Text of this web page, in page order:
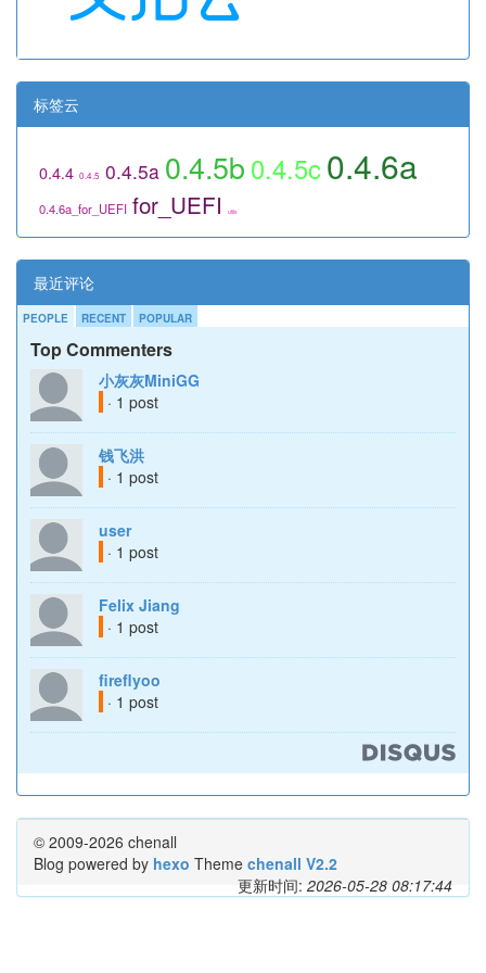
标签云
0.4.4 0.4.5 0.4.5a 0.4.5b 0.4.5c0.4.6a
0.4.6a_for_UEFI for_UEFI utils
最近评论
PEOPLE RECENT POPULAR
Top Commenters
小灰灰MiniGG
· 1 post
钱飞洪
· 1 post
user
· 1 post
Felix Jiang
· 1 post
fireflyoo
· 1 post
© 2009-2026 chenall
Blog powered by hexo Theme chenall V2.2
更新时间: 2026-05-28 08:17:44